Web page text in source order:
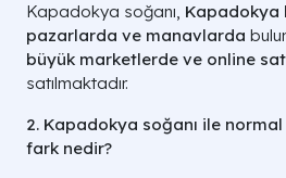
Kapadokya soğanı, Kapadokya
pazarlarda ve manavlarda
büyük marketlerde ve online
satılmaktadır.
2. Kapadokya soğanı ile
fark nedir?